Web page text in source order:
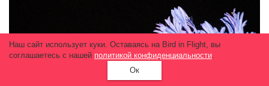
Наш сайт использует куки. Оставаясь на Bird in Flight, вы
соглашаетесь с нашей политикой конфиденциальности.
Ок